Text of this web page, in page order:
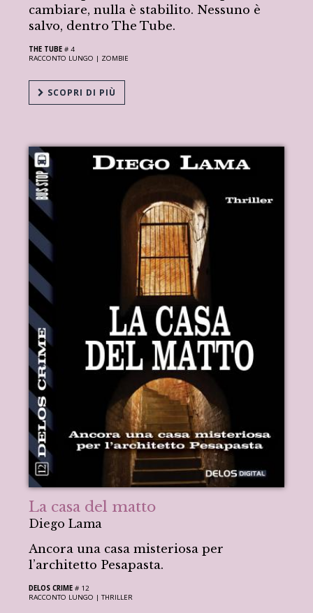
cambiare, nulla è stabilito. Nessuno è
salvo, dentro The Tube.
THE TUBE # 4
RACCONTO LUNGO | ZOMBIE
SCOPRI DI PIÙ
La casa del matto
Diego Lama
Ancora una casa misteriosa per
l’architetto Pesapasta.
DELOS CRIME # 12
RACCONTO LUNGO |THRILLER